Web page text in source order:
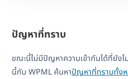
ปัญหาที่ทราบ
ขณะนี้ไม่มีปัญหาความเข้ากันได้ที่ยังไ
นี้กับ WPML ค้นหาปัญหาที่ทราบทั้ง